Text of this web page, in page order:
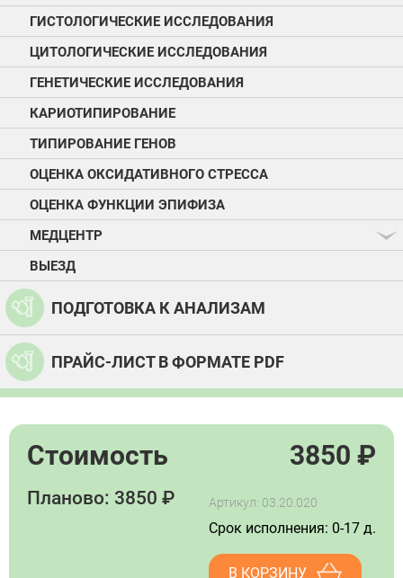
ГИСТОЛОГИЧЕСКИЕ ИССЛЕДОВАНИЯ
ЦИТОЛОГИЧЕСКИЕ ИССЛЕДОВАНИЯ
ГЕНЕТИЧЕСКИЕ ИССЛЕДОВАНИЯ
КАРИОТИПИРОВАНИЕ
ТИПИРОВАНИЕ ГЕНОВ
ОЦЕНКА ОКСИДАТИВНОГО СТРЕССА
ОЦЕНКА ФУНКЦИИ ЭПИФИЗА
МЕДЦЕНТР
ВЫЕЗД
ПОДГОТОВКА К АНАЛИЗАМ
ПРАЙС-ЛИСТ В ФОРМАТЕ PDF
Стоимость 3850 ₽
Планово: 3850 ₽ Артикул: 03.20.020
Срок исполнения: 0-17 д.
В КОРЗИНУ